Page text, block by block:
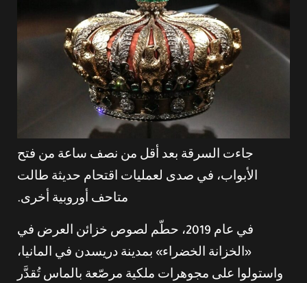
جاءت السرقة بعد أقل من نصف ساعة من فتح
الأبواب، في صدى لعمليات اقتحام حديثة طالت
متاحف أوروبية أخرى.
في عام 2019، حطّم لصوص خزائن العرض في
«الخزانة الخضراء» بمدينة دريسدن في المانيا،
واستولوا على مجوهرات ملكية مرصّعة بالماس تُقدَّر